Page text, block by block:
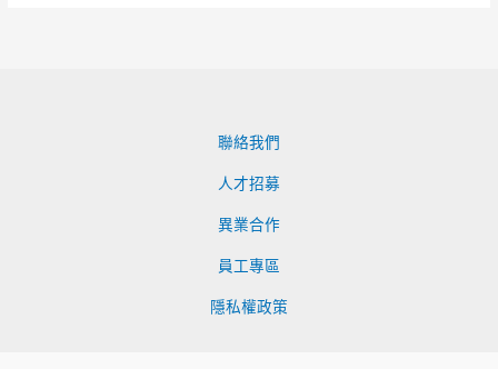
聯絡我們
人才招募
異業合作
員工專區
隱私權政策